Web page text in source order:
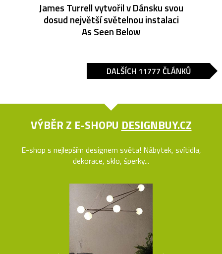
James Turrell vytvořil v Dánsku svou
dosud největší světelnou instalaci
As Seen Below
DALŠÍCH 11777 ČLÁNKŮ
VÝBĚR Z E-SHOPU DESIGNBUY.CZ
E-shop s nejlepším designem světa! Nábytek, svítidla,
dekorace, sklo, šperky...